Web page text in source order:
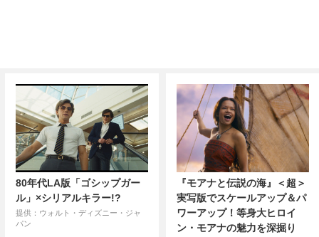
80年代LA版「ゴシップガー
ル」×シリアルキラー!?
提供：ウォルト・ディズニー・ジャ
パン
『モアナと伝説の海』＜超＞
実写版でスケールアップ＆パ
ワーアップ！等身大ヒロイ
ン・モアナの魅力を深掘り